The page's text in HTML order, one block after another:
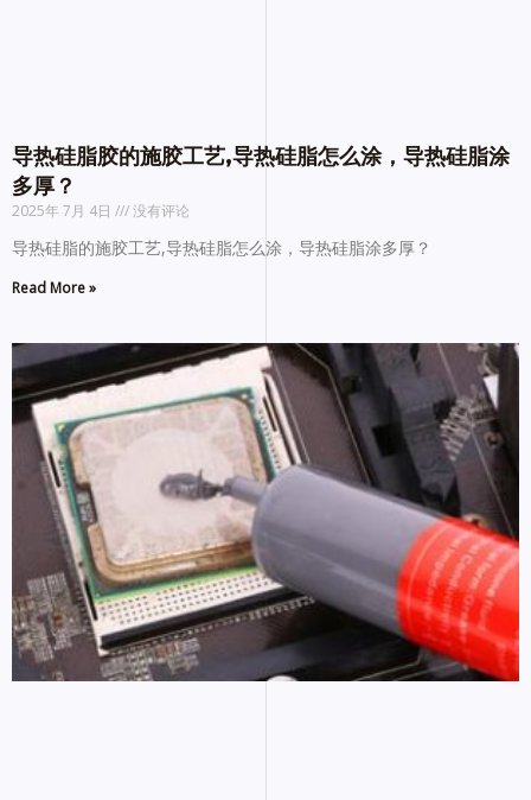
导热硅脂胶的施胶工艺,导热硅脂怎么涂，导热硅脂涂
多厚？
2025年 7月 4日 没有评论
导热硅脂的施胶工艺,导热硅脂怎么涂，导热硅脂涂多厚？
Read More »